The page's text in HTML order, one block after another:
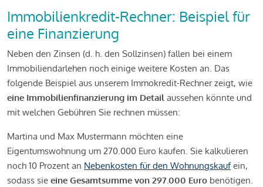
Immobilienkredit-Rechner: Beispiel für
eine Finanzierung
Neben den Zinsen (d. h. den Sollzinsen) fallen bei einem
Immobiliendarlehen noch einige weitere Kosten an. Das
folgende Beispiel aus unserem Immokredit-Rechner zeigt, wie
eine Immobilienfinanzierung im Detail aussehen könnte und
mit welchen Gebühren Sie rechnen müssen:
Martina und Max Mustermann möchten eine
Eigentumswohnung um 270.000 Euro kaufen. Sie kalkulieren
noch 10 Prozent an Nebenkosten für den Wohnungskaufein,
sodass sie eine Gesamtsumme von 297.000 Euro benötigen.